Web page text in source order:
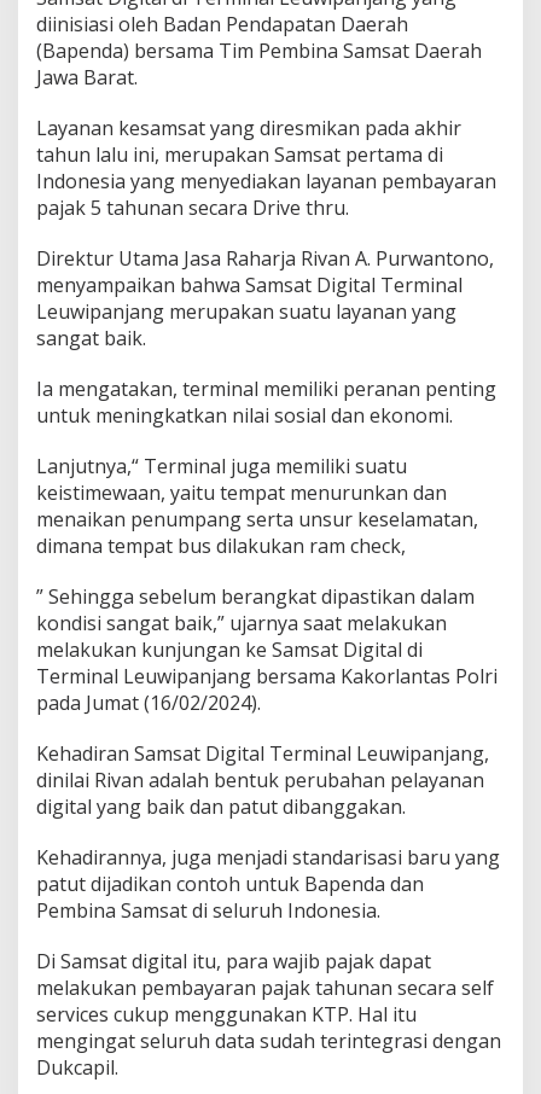
i
p
a
n
g
J
a
i
S
a
t
P
r
c
o
n
h
n
,
P
e
p
a
n
j
n
g
a
n
T
N
H
a
diinisiasi oleh Badan Pendapatan Daerah
(Bapenda) bersama Tim Pembina Samsat Daerah
Jawa Barat.
Layanan kesamsat yang diresmikan pada akhir
tahun lalu ini, merupakan Samsat pertama di
Indonesia yang menyediakan layanan pembayaran
pajak 5 tahunan secara Drive thru.
Direktur Utama Jasa Raharja Rivan A. Purwantono,
menyampaikan bahwa Samsat Digital Terminal
Leuwipanjang merupakan suatu layanan yang
sangat baik.
Ia mengatakan, terminal memiliki peranan penting
untuk meningkatkan nilai sosial dan ekonomi.
Lanjutnya,“ Terminal juga memiliki suatu
keistimewaan, yaitu tempat menurunkan dan
menaikan penumpang serta unsur keselamatan,
dimana tempat bus dilakukan ram check,
” Sehingga sebelum berangkat dipastikan dalam
kondisi sangat baik,” ujarnya saat melakukan
melakukan kunjungan ke Samsat Digital di
Terminal Leuwipanjang bersama Kakorlantas Polri
pada Jumat (16/02/2024).
Kehadiran Samsat Digital Terminal Leuwipanjang,
dinilai Rivan adalah bentuk perubahan pelayanan
digital yang baik dan patut dibanggakan.
Kehadirannya, juga menjadi standarisasi baru yang
patut dijadikan contoh untuk Bapenda dan
Pembina Samsat di seluruh Indonesia.
Di Samsat digital itu, para wajib pajak dapat
melakukan pembayaran pajak tahunan secara self
services cukup menggunakan KTP. Hal itu
mengingat seluruh data sudah terintegrasi dengan
Dukcapil.